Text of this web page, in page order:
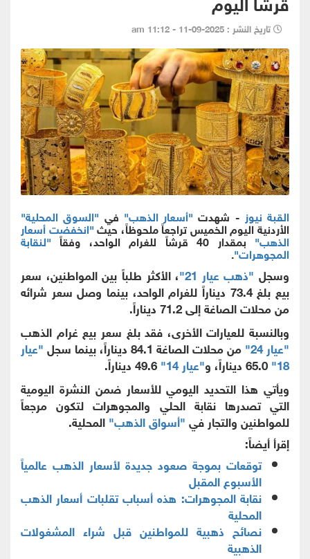
تاريخ النشر : 2025-09-11 - 11:12 am
القبة نيوز - شهدت "أسعار الذهب" في "السوق المحلية"
الأردنية اليوم الخميس تراجعاً ملحوظاً، حيث"انخفضت أسعار
الذهب" بمقدار 40 قرشاً للغرام الواحد، وفقاً "لنقابة
المجوهرات".
وسجل "ذهب عيار 21" ، الأكثر طلباً بين المواطنين، سعر
بيع بلغ 73.4 ديناراً للغرام الواحد، بينما وصل سعر شرائه
من محلات الصاغة إلى 71.2 ديناراً.
وبالنسبة للعيارات الأخرى، فقد بلغ سعر بيع غرام الذهب
"عيار 24" من محلات الصاغة 84.1 ديناراً، بينما سجل "عيار
18" "عيار 14"
ويأتي هذا التحديد اليومي للأسعار ضمن النشرة اليومية
التي تصدرها نقابة الحلي والمجوهرات لتكون مرجعاً
للمواطنين والتجار في"أسواق الذهب"المحلية.
إقرأ أيضاً:
توقعات بموجة صعود جديدة لأسعار الذهب عالمياً
الأسبوع المقبل
نقابة المجوهرات: هذه أسباب تقلبات أسعار الذهب
المحلية
نصائح ذهبية للمواطنين قبل شراء المشغولات
الذهبية